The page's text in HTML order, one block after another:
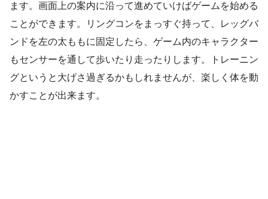
ます。画面上の案内に沿って進めていけばゲームを始める
ことができます。リングコンをまっすぐ持って、レッグバ
ンドを左の太ももに固定したら、ゲーム内のキャラクター
もセンサーを通して歩いたり走ったりします。トレーニン
グというと大げさ過ぎるかもしれませんが、楽しく体を動
かすことが出来ます。